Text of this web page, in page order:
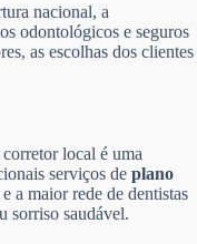
nacional, a
odontológicos e seguros
as escolhas dos clientes
local é uma
serviços de plano
a maior rede de dentistas
sorriso saudável.